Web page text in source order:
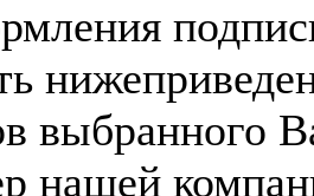
выбранного
нашей